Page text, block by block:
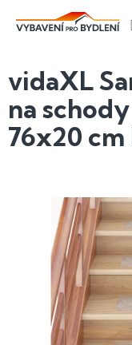
vidaXL
na
76x20